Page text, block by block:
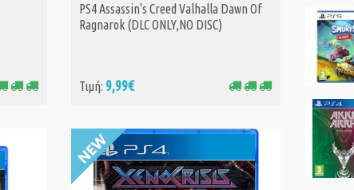
ΑΓΟΡΑ
PS4 Assassin's Creed Valhalla Dawn Of
Ragnarok (DLC ONLY,NO DISC)
Τιμή: 9,99€
Smurfs Kart (PS5)
Edition (PS4)
Τιμή: